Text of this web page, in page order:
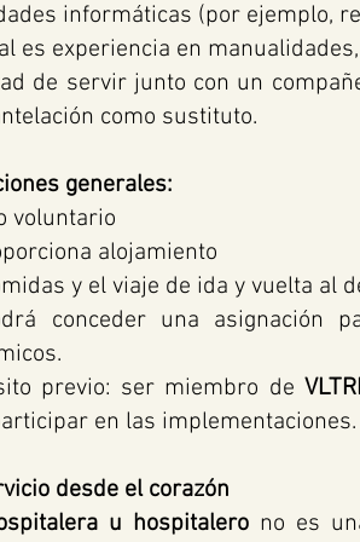
informáticas (por ejemplo,
es experiencia en
de servir junto con un
como sustituto.
generales:
voluntario
alojamiento
y el viaje de ida y vuelta al
conceder una asignación
previo: ser miembro de
en las implementaciones.
desde el corazón
u hospitalerono es